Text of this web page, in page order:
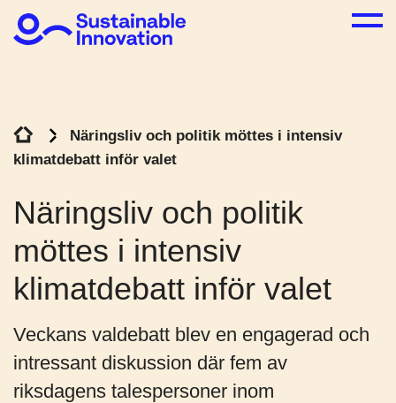
Näringsliv och politik möttes i intensiv
klimatdebatt inför valet
Näringsliv och politik
möttes i intensiv
klimatdebatt inför valet
Veckans valdebatt blev en engagerad och
intressant diskussion där fem av
riksdagens talespersoner inom